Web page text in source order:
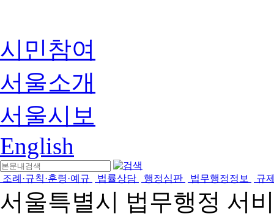
시민참여
서울소개
서울시보
English
조례·규칙·훈령·예규 법률상담 행정심판 법무행정정보 규
서울특별시 법무행정 서